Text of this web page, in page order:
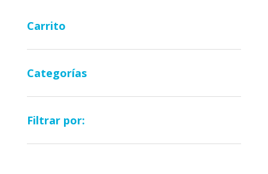
Carrito
Categorías
Filtrar por: